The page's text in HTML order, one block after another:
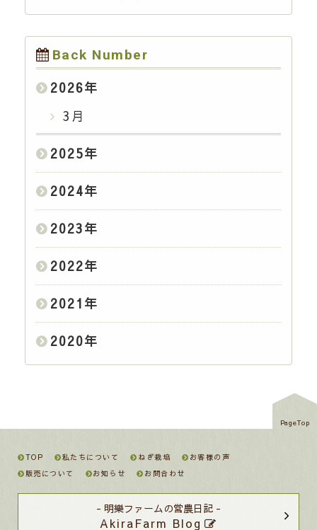
Back Number
2026年
3月
2025年
2024年
2023年
2022年
2021 年
2020年
PageTop
TOP 私たちについて ねぎ栽培
お客様の声
販売について
お知らせ お問合わせ
- 明樂ファームの営農日記 -
AkiraFarm Blog